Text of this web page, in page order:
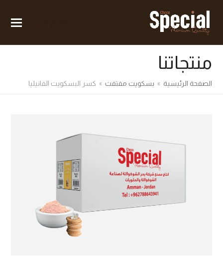
منتجاتنا
الصفحة الرئيسية » بسكويت مفتفت » كسر البسكويت الفانيليا